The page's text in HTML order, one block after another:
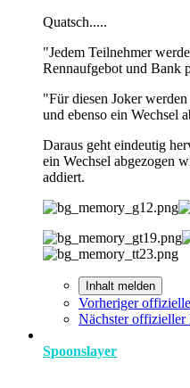
Quatsch.....
"Jedem Teilnehmer
Rennaufgebot und Bank
"Für diesen Joker
und ebenso ein Wechsel
Daraus geht eindeutig
ein Wechsel abgezogen
addiert.
Inhalt melden
Vorheriger
Nächster offizieller
Spoonslayer